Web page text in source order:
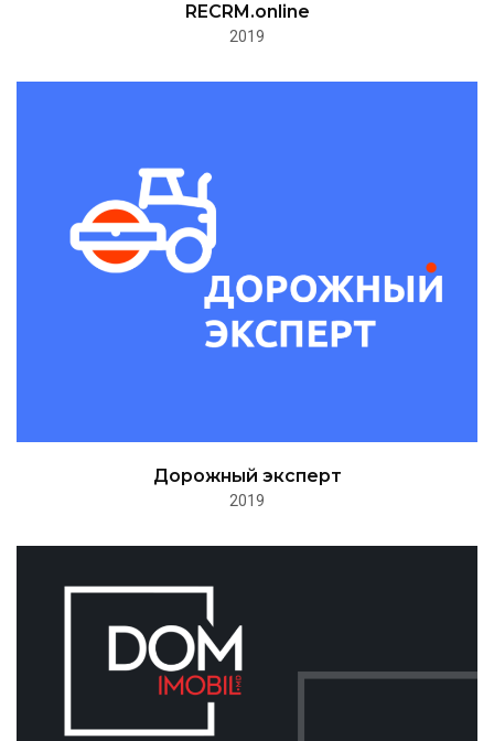
RECRM.online
2019
Дорожный эксперт
2019